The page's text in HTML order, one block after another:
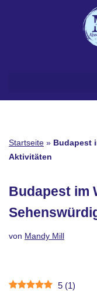
Startseite » Budapest
Aktivitäten
Budapest im
von Mandy Mill
5 (1)